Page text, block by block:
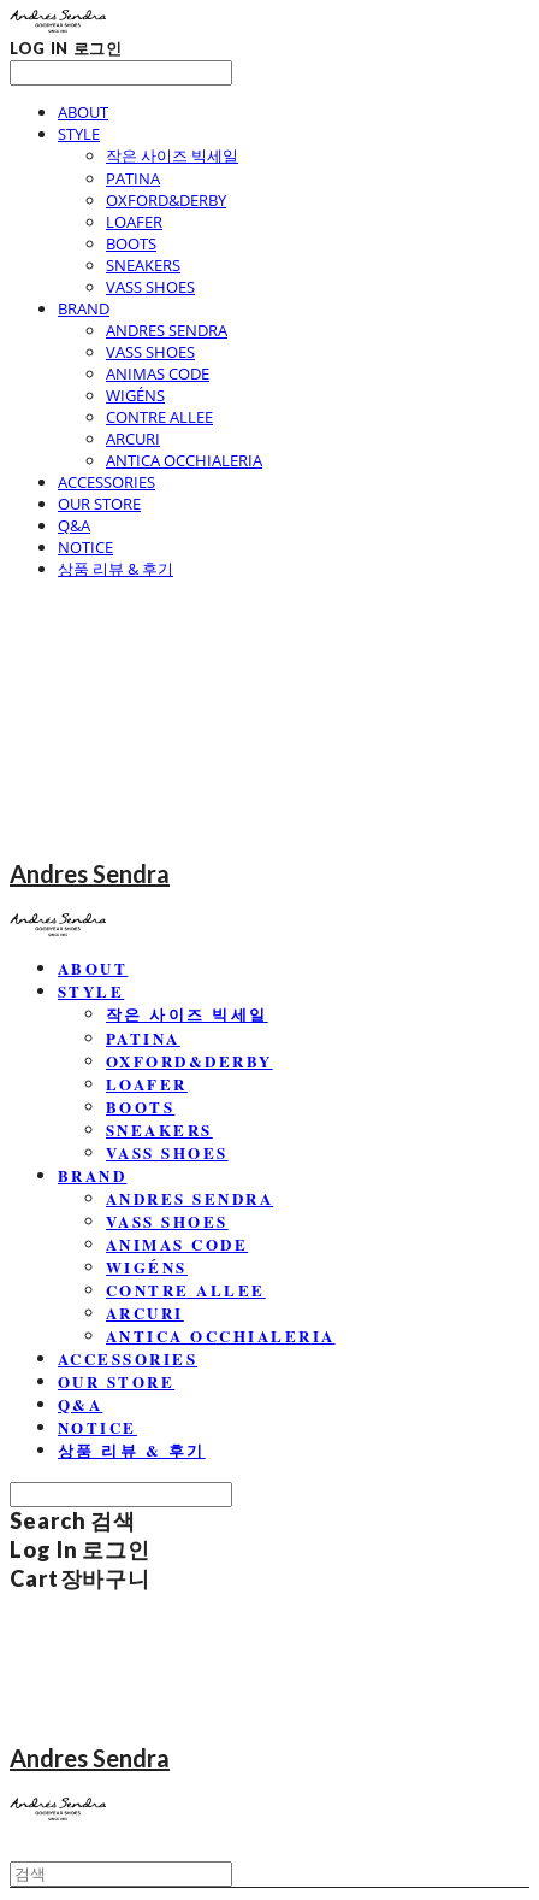
LOG IN 로그인
ABOUT
STYLE
작은 사이즈 빅세일
PATINA
OXFORD&DERBY
LOAFER
BOOTS
SNEAKERS
VASS SHOES
BRAND
ANDRES SENDRA
VASS SHOES
ANIMAS CODE
WIGÉNS
CONTRE ALLEE
ARCURI
ANTICA OCCHIALERIA
ACCESSORIES
OUR STORE
Q&A
NOTICE
상품 리뷰 & 후기
Andres Sendra
ABOUT
STYLE
작은 사이즈 빅세일
PATINA
OXFORD&DERBY
LOAFER
BOOTS
SNEAKERS
VASS SHOES
BRAND
ANDRES SENDRA
VASS SHOES
ANIMAS CODE
WIGÉNS
CONTRE ALLEE
ARCURI
ANTICA OCCHIALERIA
ACCESSORIES
OUR STORE
Q&A
NOTICE
상품 리뷰 & 후기
Search 검색
Log In 로그인
Cart장바구니
Andres Sendra